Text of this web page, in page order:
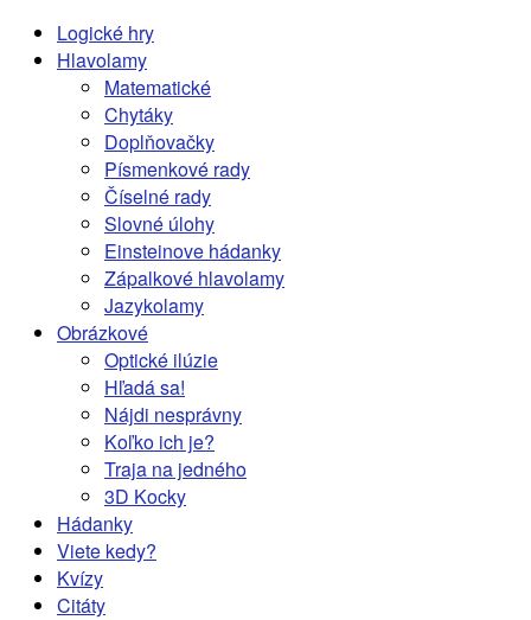
Logické hry
Hlavolamy
Matematické
Chytáky
Doplňovačky
Písmenkové rady
Číselné rady
Slovné úlohy
Einsteinove hádanky
Zápalkové hlavolamy
Jazykolamy
Obrázkové
Optické ilúzie
Hľadá sa!
Nájdi nesprávny
Koľko ich je?
Traja na jedného
3D Kocky
Hádanky
Viete kedy?
Kvízy
Citáty